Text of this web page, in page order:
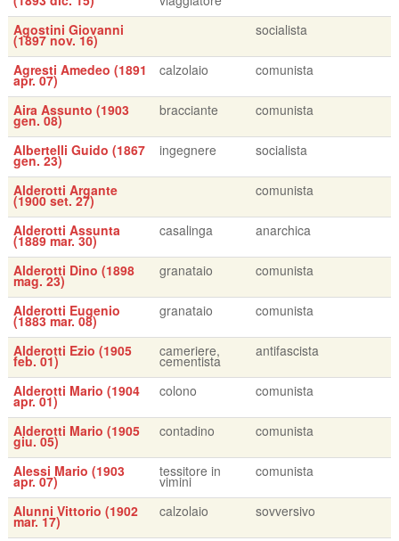
Agostini Giovanni
(1897 nov. 16)
socialista
Agresti Amedeo (1891
apr. 07)
calzolaio comunista
Aira Assunto (1903
gen. 08)
bracciante comunista
Albertelli Guido (1867
gen. 23)
ingegnere socialista
Alderotti Argante
(1900 set. 27)
comunista
Alderotti Assunta
(1889 mar. 30)
casalinga anarchica
Alderotti Dino (1898
mag. 23)
granataio comunista
Alderotti Eugenio
(1883 mar. 08)
granataio comunista
Alderotti Ezio (1905
feb. 01)
cameriere,
cementista
antifascista
Alderotti Mario (1904
apr. 01)
colono comunista
Alderotti Mario (1905
giu. 05)
contadino comunista
Alessi Mario (1903
apr. 07)
tessitore in
vimini
comunista
Alunni Vittorio (1902
mar. 17)
calzolaio sovversivo